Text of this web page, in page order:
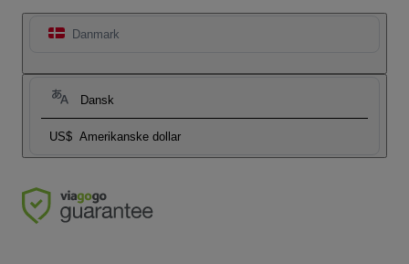
Danmark
Dansk
US$ Amerikanske dollar